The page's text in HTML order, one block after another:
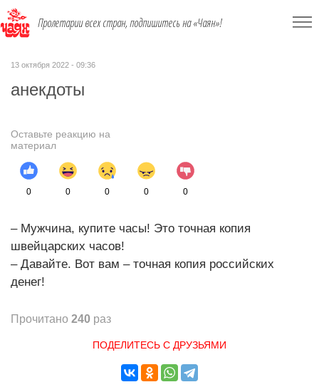
Пролетарии всех стран, подпишитесь на «Чаян»!
13 октября 2022 - 09:36
анекдоты
Оставьте реакцию на
материал
0 0 0 0 0
– Мужчина, купите часы! Это точная копия
швейцарских часов!
– Давайте. Вот вам – точная копия российских
денег!
Прочитано 240 раз
ПОДЕЛИТЕСЬ С ДРУЗЬЯМИ